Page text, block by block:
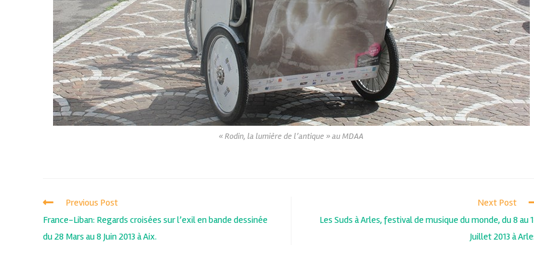
« Rodin, la lumière de l’antique » au MDAA
Previous Post
France-Liban: Regards croisées sur l’exil en bande dessinée
du 28 Mars au 8 Juin 2013 à Aix.
Next Post
Les Suds à Arles, festival de musique du monde, du 8 au
Juillet 2013 à